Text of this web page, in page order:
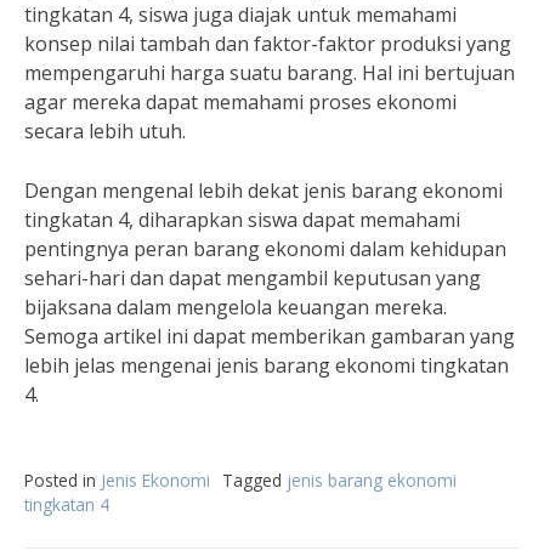
tingkatan 4, siswa juga diajak untuk memahami
konsep nilai tambah dan faktor-faktor produksi yang
mempengaruhi harga suatu barang. Hal ini bertujuan
agar mereka dapat memahami proses ekonomi
secara lebih utuh.
Dengan mengenal lebih dekat jenis barang ekonomi
tingkatan 4, diharapkan siswa dapat memahami
pentingnya peran barang ekonomi dalam kehidupan
sehari-hari dan dapat mengambil keputusan yang
bijaksana dalam mengelola keuangan mereka.
Semoga artikel ini dapat memberikan gambaran yang
lebih jelas mengenai jenis barang ekonomi tingkatan
4.
Posted in Jenis Ekonomi Tagged jenis barang ekonomi
tingkatan 4